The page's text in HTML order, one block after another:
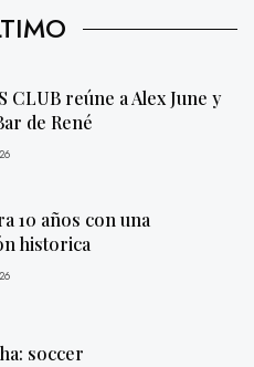
CLUB reúne a Alex June y
de René
10 años con una
historica
soccer